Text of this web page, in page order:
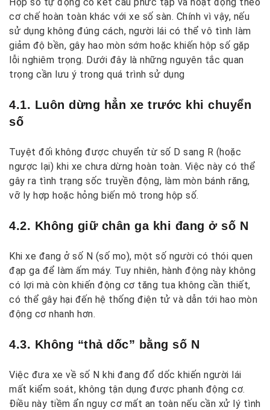
cơ chế hoàn toàn khác với xe số sàn. Chính vì vậy, nếu
sử dụng không đúng cách, người lái có thể vô tình làm
giảm độ bền, gây hao mòn sớm hoặc khiến hộp số gặp
lỗi nghiêm trọng. Dưới đây là những nguyên tắc quan
trọng cần lưu ý trong quá trình sử dụng
4.1. Luôn dừng hẳn xe trước khi chuyển
số
Tuyệt đối không được chuyển từ số D sang R (hoặc
ngược lại) khi xe chưa dừng hoàn toàn. Việc này có thể
gây ra tình trạng sốc truyền động, làm mòn bánh răng,
vỡ ly hợp hoặc hỏng biến mô trong hộp số.
4.2. Không giữ chân ga khi đang ở số N
Khi xe đang ở số N (số mo), một số người có thói quen
đạp ga để làm ấm máy. Tuy nhiên, hành động này không
có lợi mà còn khiến động cơ tăng tua không cần thiết,
có thể gây hại đến hệ thống điện tử và dẫn tới hao mòn
động cơ nhanh hơn.
4.3. Không “thả dốc” bằng số N
Việc đưa xe về số N khi đang đổ dốc khiến người lái
mất kiểm soát, không tận dụng được phanh động cơ.
Điều này tiềm ẩn nguy cơ mất an toàn nếu cần xử lý tình